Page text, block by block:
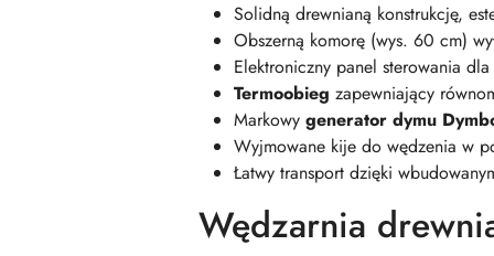
Solidną drewnianą konstrukcję,
Obszerną komorę (wys. 60 cm)
Elektroniczny panel sterowania
Termoobieg zapewniający
Markowy generator dymu
Wyjmowane kije do wędzenia w
Łatwy transport dzięki
Wędzarnia